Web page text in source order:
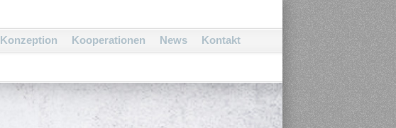
Konzeption Kooperationen News Kontakt